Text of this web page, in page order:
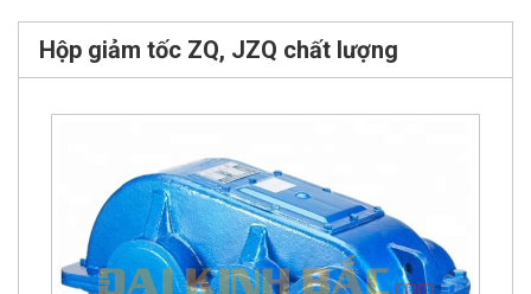
Hộp giảm tốc ZQ, JZQ chất lượng